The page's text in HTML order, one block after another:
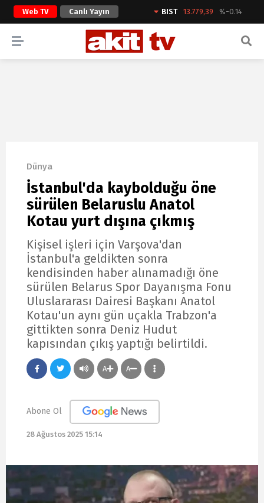
Web TV Canlı Yayın BIST 13.779,39 %-0.14
ARAMA YAP
Dünya
İstanbul'da kaybolduğu öne
sürülen Belaruslu Anatol
Kotau yurt dışına çıkmış
Kişisel işleri için Varşova'dan
İstanbul'a geldikten sonra
kendisinden haber alınamadığı öne
sürülen Belarus Spor Dayanışma Fonu
Uluslararası Dairesi Başkanı Anatol
Kotau'un aynı gün uçakla Trabzon'a
gittikten sonra Deniz Hudut
kapısından çıkış yaptığı belirtildi.
A A
Abone Ol
28 Ağustos 2025 15:14